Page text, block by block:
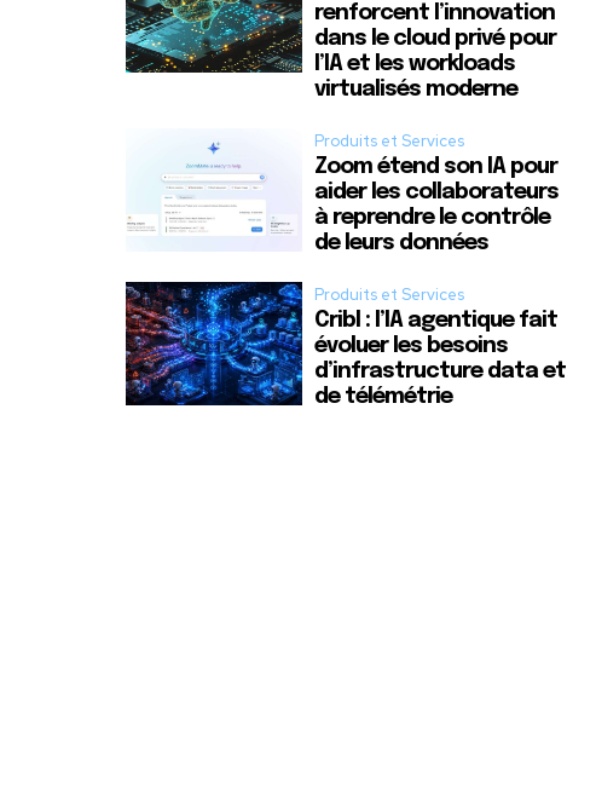
renforcent l’innovation
dans le cloud privé pour
l’IA et les workloads
virtualisés moderne
Produits et Services
Zoom étend son IA pour
aider les collaborateurs
à reprendre le contrôle
de leurs données
Produits et Services
Cribl : l’IA agentique fait
évoluer les besoins
d’infrastructure data et
de télémétrie